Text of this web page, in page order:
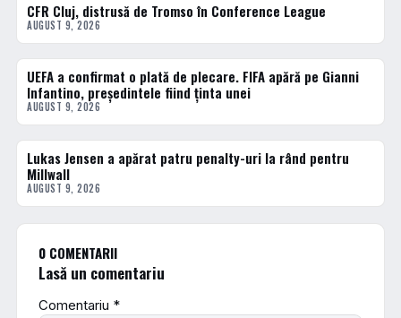
FOTBAL EXTERN
CFR Cluj, distrusă de Tromso în Conference League
AUGUST 9, 2026
FOTBAL EXTERN
UEFA a confirmat o plată de plecare. FIFA apără pe Gianni
Infantino, președintele fiind ținta unei
AUGUST 9, 2026
FOTBAL EXTERN
Lukas Jensen a apărat patru penalty-uri la rând pentru
Millwall
AUGUST 9, 2026
0 COMENTARII
Lasă un comentariu
Comentariu *